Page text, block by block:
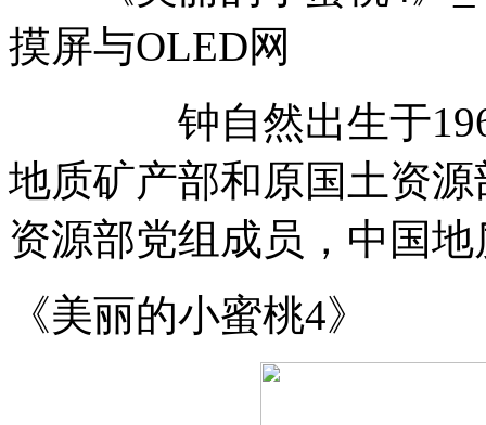
摸屏与OLED网
钟自然出生于1962
地质矿产部和原国土资
资源部党组成员，中国
《美丽的小蜜桃4》